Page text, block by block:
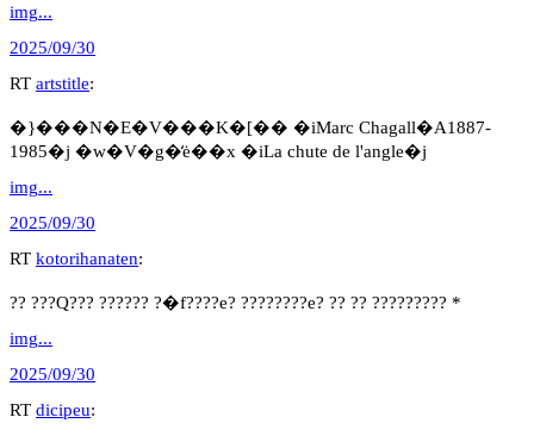
img...
2025/09/30
RT artstitle:
�}���N�E�V���K�[�� �iMarc Chagall�A1887-
1985�j �w�V�g�̒ė��x �iLa chute de l'angle�j
img...
2025/09/30
RT kotorihanaten:
?? ???Q??? ?????? ?�f????e? ????????e? ?? ?? ????????? *
img...
2025/09/30
RT dicipeu: